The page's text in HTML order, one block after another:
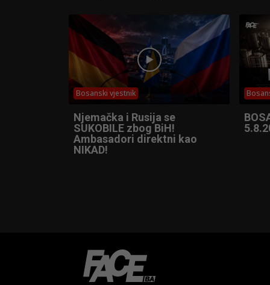
Bosanski vjestnik
Njemačka i Rusija se
SUKOBILE zbog BiH!
Ambasadori direktni kao
NIKAD!